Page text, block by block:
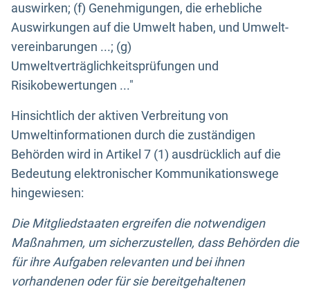
auswirken; (f) Genehmigungen, die erhebliche
Auswirkungen auf die Umwelt haben, und Umwelt-
vereinbarungen ...; (g)
Umweltverträglichkeitsprüfungen und
Risikobewertungen ..."
Hinsichtlich der aktiven Verbreitung von
Umweltinformationen durch die zuständigen
Behörden wird in Artikel 7 (1) ausdrücklich auf die
Bedeutung elektronischer Kommunikationswege
hingewiesen:
Die Mitgliedstaaten ergreifen die notwendigen
Maßnahmen, um sicherzustellen, dass Behörden die
für ihre Aufgaben relevanten und bei ihnen
vorhandenen oder für sie bereitgehaltenen